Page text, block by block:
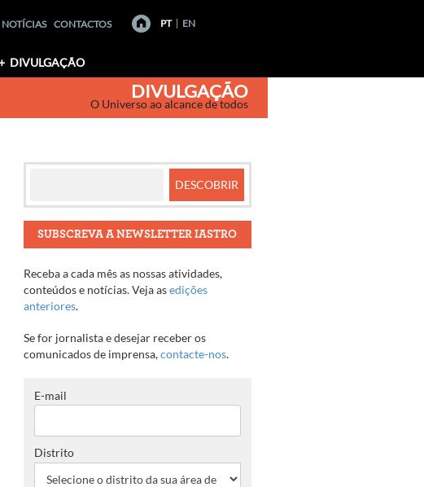
NOTÍCIAS CONTACTOS PT EN
DIVULGAÇÃO
DIVULGAÇÃO
O Universo ao alcance de todos
SUBSCREVA A NEWSLETTER IASTRO
Receba a cada mês as nossas atividades,
conteúdos e notícias. Veja asedições
anteriores.
Se for jornalista e desejar receber os
comunicados de imprensa,contacte-nos.
E-mail
Distrito